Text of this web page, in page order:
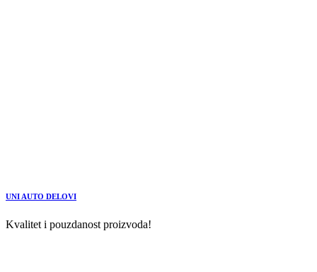
UNI AUTO DELOVI
Kvalitet i pouzdanost proizvoda!